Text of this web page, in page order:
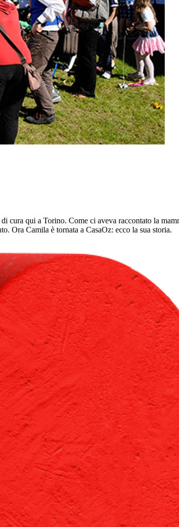
cura qui a Torino. Come ci aveva raccontato la
Ora Camila è tornata a CasaOz: ecco la sua storia.